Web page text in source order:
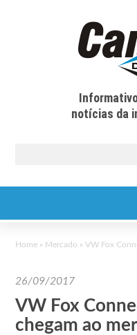
notícias da
Home » Mercado »VW Fox
26/09/2017
VW Fox
chegam ao